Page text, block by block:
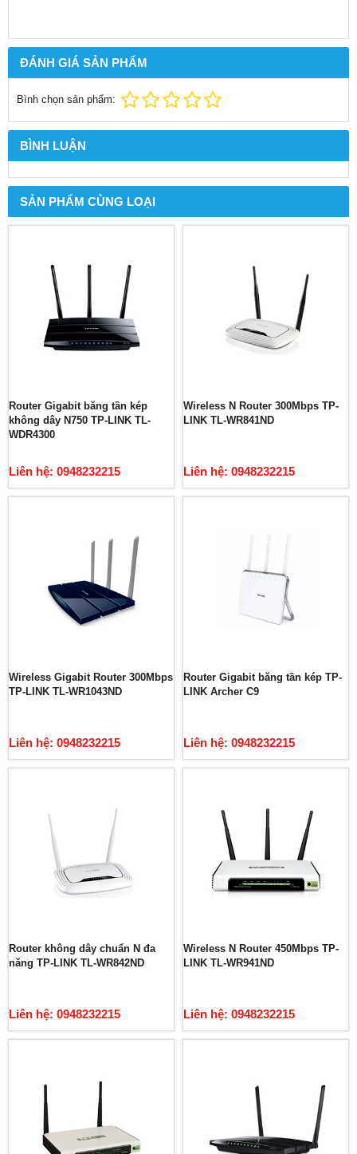
ĐÁNH GIÁ SẢN PHẨM
Bình chọn sản phẩm:
BÌNH LUẬN
SẢN PHẨM CÙNG LOẠI
Router Gigabit băng tần kép
không dây N750 TP-LINK TL-
WDR4300
Liên hệ: 0948232215
Wireless N Router 300Mbps TP-
LINK TL-WR841ND
Liên hệ: 0948232215
Wireless Gigabit Router 300Mbps
TP-LINK TL-WR1043ND
Liên hệ: 0948232215
Router Gigabit băng tần kép TP-
LINK Archer C9
Liên hệ: 0948232215
Router không dây chuẩn N đa
năng TP-LINK TL-WR842ND
Liên hệ: 0948232215
Wireless N Router 450Mbps TP-
LINK TL-WR941ND
Liên hệ: 0948232215